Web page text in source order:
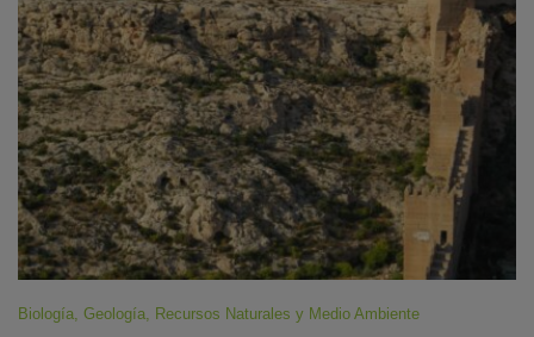
Biología, Geología, Recursos Naturales y Medio Ambiente